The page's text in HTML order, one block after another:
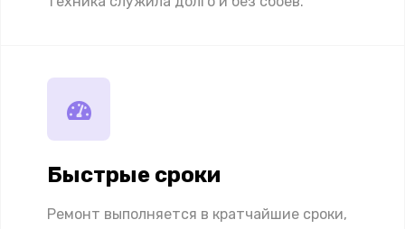
Быстрые сроки
Ремонт выполняется в кратчайшие сроки,